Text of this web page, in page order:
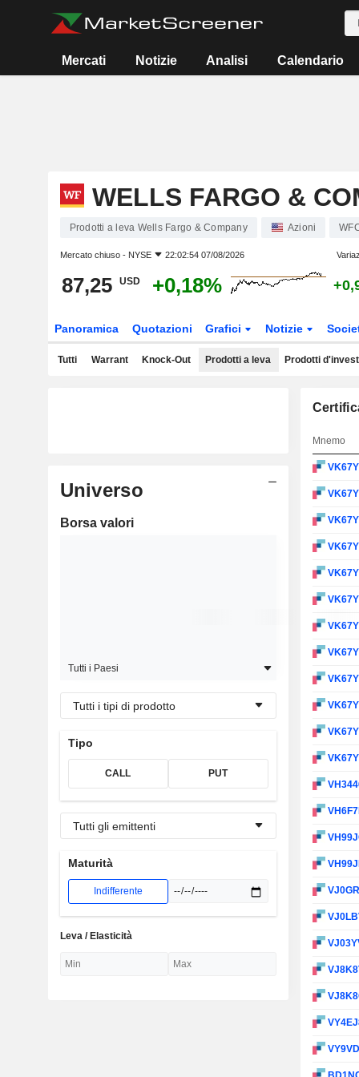
Mercati Notizie Analisi Calendario
WELLS FARGO &
Prodotti a leva Wells Fargo & Company Azioni
Mercato chiuso - NYSE 22:02:54 07/08/2026
87,25 USD +0,18%
Panoramica Quotazioni Grafici Notizie
Tutti Warrant Knock-Out Prodotti a leva Prodotti
Universo
Borsa valori
Tutti i Paesi
Tutti i tipi di prodotto
Tipo
CALL PUT
Tutti gli emittenti
Maturità
Indifferente
Leva / Elasticità
Mnemo